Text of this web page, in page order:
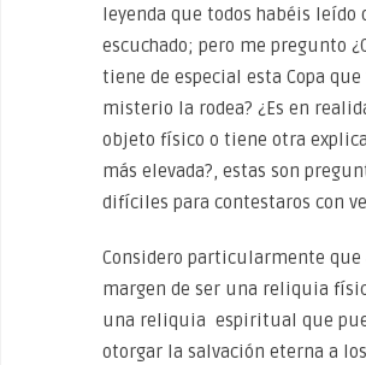
leyenda que todos habéis leído
escuchado; pero me pregunto
tiene de especial esta Copa
misterio la rodea? ¿Es en
objeto físico o tiene otra
más elevada?, estas son
difíciles para contestaros con
Considero particularmente que
margen de ser una reliquia
una reliquia espiritual que
otorgar la salvación eterna a